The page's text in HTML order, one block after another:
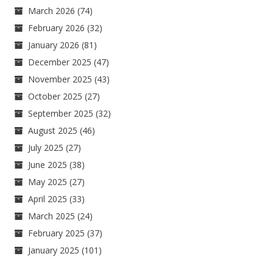
March 2026 (74)
February 2026 (32)
January 2026 (81)
December 2025 (47)
November 2025 (43)
October 2025 (27)
September 2025 (32)
August 2025 (46)
July 2025 (27)
June 2025 (38)
May 2025 (27)
April 2025 (33)
March 2025 (24)
February 2025 (37)
January 2025 (101)